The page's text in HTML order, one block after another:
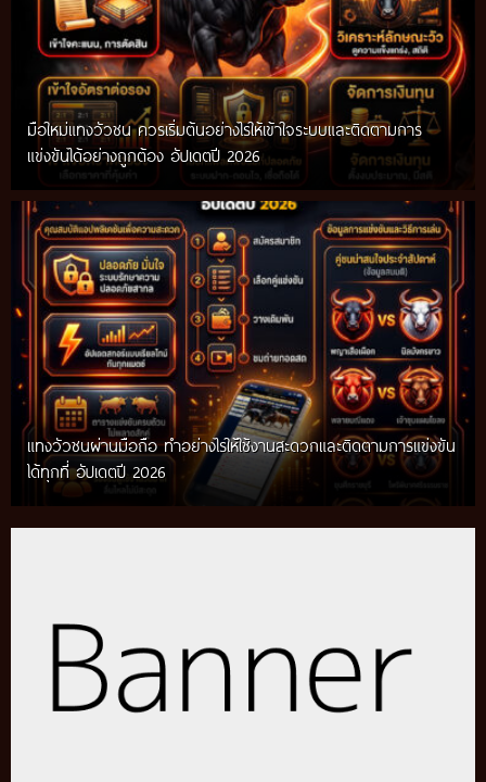
มือใหม่แทงวัวชน ควรเริ่มต้นอย่างไรให้เข้าใจระบบและติดตามการ
แข่งขันได้อย่างถูกต้อง อัปเดตปี 2026
แทงวัวชนผ่านมือถือ ทำอย่างไรให้ใช้งานสะดวกและติดตามการแข่งขัน
ได้ทุกที่ อัปเดตปี 2026